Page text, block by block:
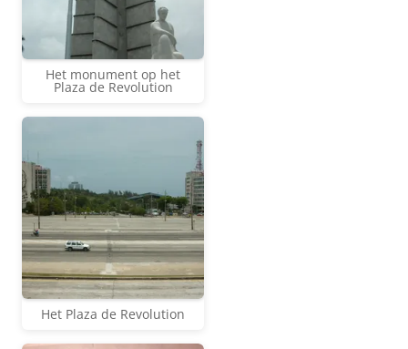
Het monument op het
Plaza de Revolution
Het Plaza de Revolution